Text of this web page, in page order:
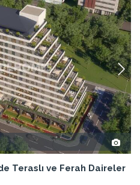
Teraslı ve Ferah Daireler